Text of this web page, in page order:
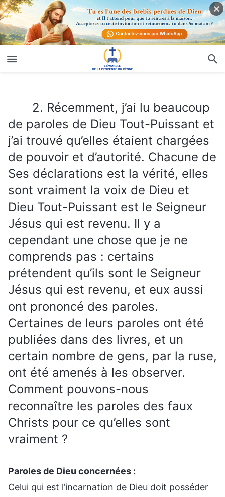
2. Récemment, j’ai lu beaucoup
de paroles de Dieu Tout-Puissant et
j’ai trouvé qu’elles étaient chargées
de pouvoir et d’autorité. Chacune de
Ses déclarations est la vérité, elles
sont vraiment la voix de Dieu et
Dieu Tout-Puissant est le Seigneur
Jésus qui est revenu. Il y a
cependant une chose que je ne
comprends pas : certains
prétendent qu’ils sont le Seigneur
Jésus qui est revenu, et eux aussi
ont prononcé des paroles.
Certaines de leurs paroles ont été
publiées dans des livres, et un
certain nombre de gens, par la ruse,
ont été amenés à les observer.
Comment pouvons-nous
reconnaître les paroles des faux
Christs pour ce qu’elles sont
vraiment ?
Paroles de Dieu concernées :
Celui qui est l’incarnation de Dieu doit posséder